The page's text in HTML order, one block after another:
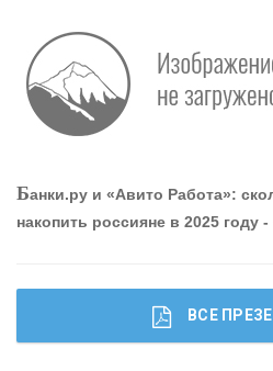
Работа мечты. Что банки
привлечь и удержать
Банки.ру и «Авито Работа»:
накопить россияне в 2025 году
ВСЕ